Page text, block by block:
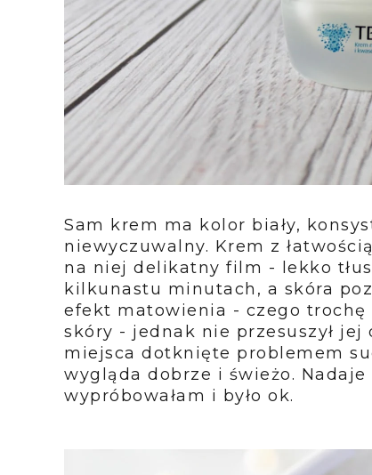
Sam krem ma kolor biały,
niewyczuwalny. Krem z
na niej delikatny film - lekko
kilkunastu minutach, a skóra
efekt matowienia - czego trochę
skóry - jednak nie przesuszył
miejsca dotknięte problemem
wygląda dobrze i świeżo.
wypróbowałam i było ok.